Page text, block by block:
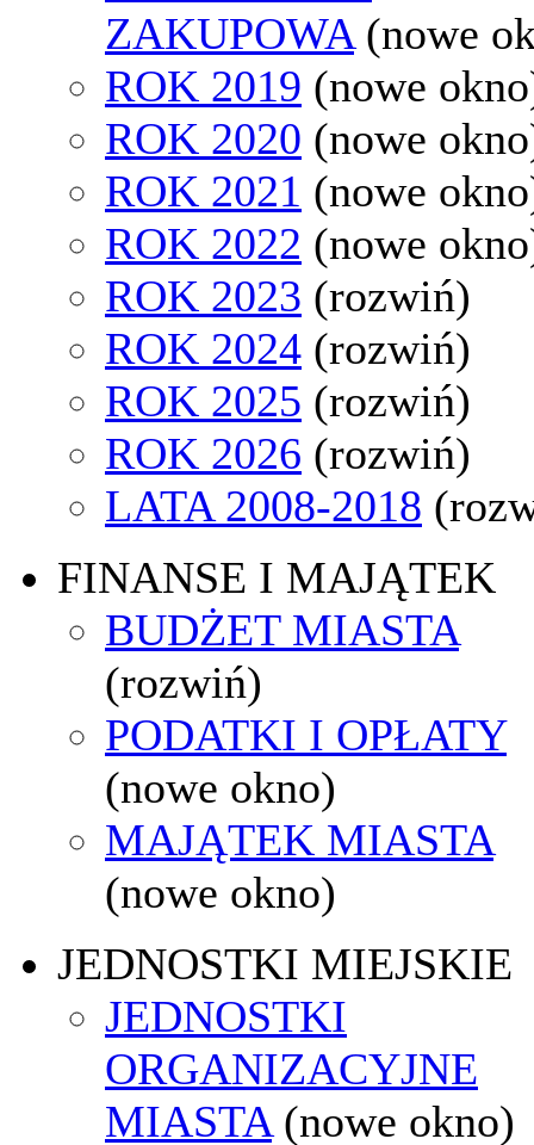
ZAKUPOWA (nowe
ROK 2019 (nowe
ROK 2020 (nowe
ROK 2021 (nowe
ROK 2022 (nowe
ROK 2023 (rozwiń)
ROK 2024 (rozwiń)
ROK 2025 (rozwiń)
ROK 2026 (rozwiń)
LATA 2008-2018
FINANSE I MAJĄTEK
BUDŻET MIASTA
(rozwiń)
PODATKI I OPŁATY
(nowe okno)
MAJĄTEK MIASTA
(nowe okno)
JEDNOSTKI MIEJSKIE
JEDNOSTKI
ORGANIZACYJNE
MIASTA (nowe okno)